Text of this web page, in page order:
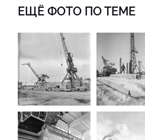
ЕЩЁ ФОТО ПО ТЕМЕ